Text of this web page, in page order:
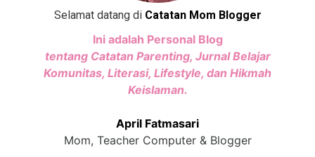
Selamat datang di Catatan Mom Blogger
Ini adalah Personal Blog
tentang Catatan Parenting, Jurnal Belajar
Komunitas, Literasi, Lifestyle, dan Hikmah
Keislaman.
April Fatmasari
Mom, Teacher Computer & Blogger